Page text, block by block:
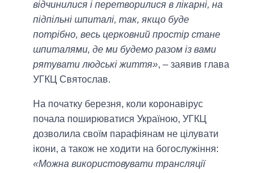
відчинилися і перетворилися в лікарні, на
підпільні шпиталі, так, якщо буде
потрібно, весь церковний простір стане
шпиталями, де ми будемо разом із вами
рятувати людські життя», – заявив глава
УГКЦ Святослав.
На початку березня, коли коронавірус
почала поширюватися Україною, УГКЦ
дозволила своїм парафіянам не цілувати
ікони, а також не ходити на богослужіння:
«Можна використовувати трансляції